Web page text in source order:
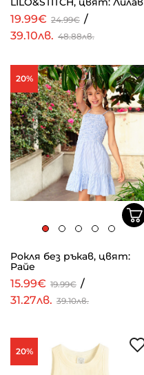
19.99€ 24.99€ /
39.10лв. 48.88лв.
20%
Рокля без ръкав, цвят:
Райе
15.99€ 19.99€ /
31.27лв. 39.10лв.
20%